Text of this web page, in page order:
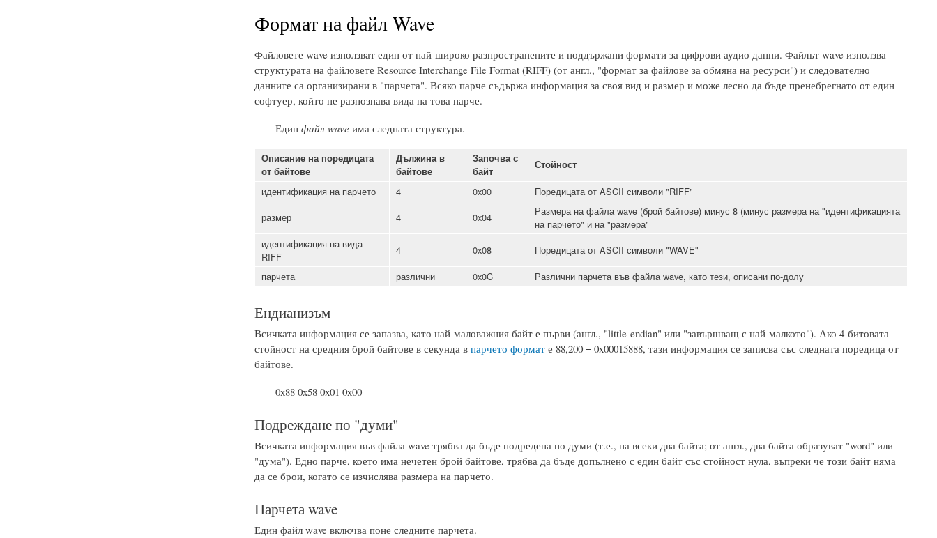
Формат на файл Wave
Файловете wave използват един от най-широко разпространените и поддържани формати за цифрови аудио данни. Файлът wave използва
структурата на файловете Resource Interchange File Format (RIFF) (от англ., "формат за файлове за обмяна на ресурси") и следователно
данните са организирани в "парчета". Всяко парче съдържа информация за своя вид и размер и може лесно да бъде пренебрегнато от един
софтуер, който не разпознава вида на това парче.
Един файл wave има следната структура.
Описание на поредицата
от байтове
Дължина в
байтове
Започва с
байт
Стойност
идентификация на парчето 4 0x00
Поредицата от ASCII символи "RIFF"
размер
4 0x04
Размера на файла wave (брой байтове) минус 8 (минус размера на "идентификацията
на парчето" и на "размера"
идентификация на вида
RIFF
4 0x08
Поредицата от ASCII символи "WAVE"
парчета
различни 0x0C Различни парчета във файла wave, като тези, описани по-долу
Ендианизъм
Всичката информация се запазва, като най-маловажния байт е първи (англ., "little-endian" или "завършващ с най-малкото"). Ако 4-битовата
стойност на средния брой байтове в секунда в парчето формате 88,200 = 0x00015888, тази информация се записва със следната поредица от
байтове.
0x88 0x58 0x01 0x00
Подреждане по "думи"
Всичката информация във файла wave трябва да бъде подредена по думи (т.е., на всеки два байта; от англ., два байта образуват "word" или
"дума"). Едно парче, което има нечетен брой байтове, трябва да бъде допълнено с един байт със стойност нула, въпреки че този байт няма
да се брои, когато се изчислява размера на парчето.
Парчета wave
Един файл wave включва поне следните парчета.